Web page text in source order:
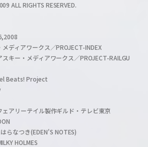
ALL RIGHTS RESERVED.
ディアワークス／PROJECT-INDEX
キー・メディアワークス／PROJECT-RAILGU
Beats! Project
アリーテイル製作ギルド・テレビ東京
なつき(EDEN'S NOTES)
HOLMES